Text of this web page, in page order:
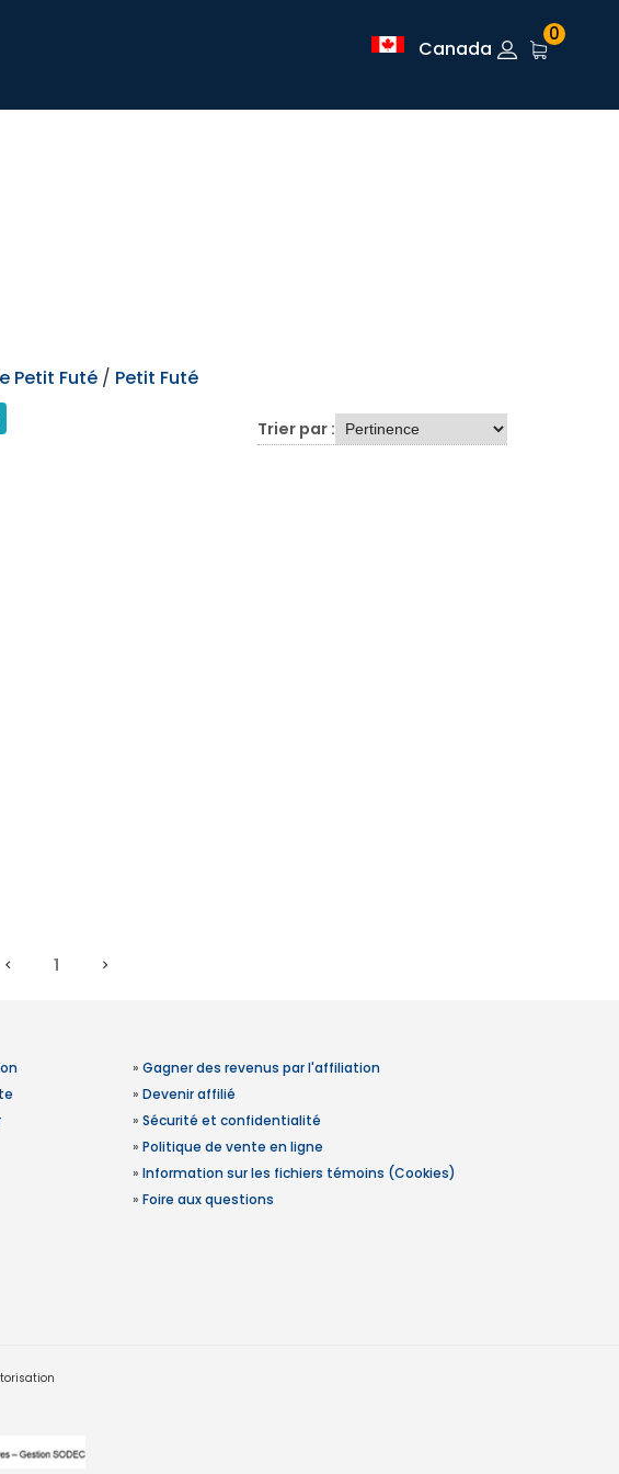
Canada
0
Petit Futé / Petit Futé
Trier par :
1
» Gagner des revenus par l'affiliation
» Devenir affilié
» Sécurité et confidentialité
» Politique de vente en ligne
» Information sur les fichiers témoins (Cookies)
» Foire aux questions